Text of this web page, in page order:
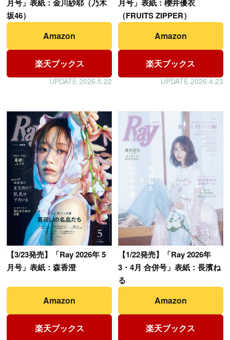
月号」表紙：金川紗耶（乃木
坂46）
Amazon
楽天ブックス
UPDATE 2026.5.22
月号」表紙：櫻井優衣
（FRUITS ZIPPER）
Amazon
楽天ブックス
UPDATE 2026.4.23
【3/23発売】「Ray 2026年 5
月号」表紙：森香澄
Amazon
楽天ブックス
【1/22発売】「Ray 2026年
3・4月 合併号」表紙：長濱ね
る
Amazon
楽天ブックス